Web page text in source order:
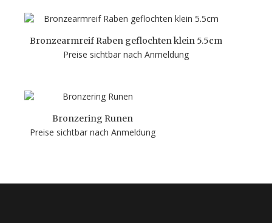
Bronzearmreif Raben geflochten klein 5.5cm
Preise sichtbar nach Anmeldung
Bronzering Runen
Preise sichtbar nach Anmeldung